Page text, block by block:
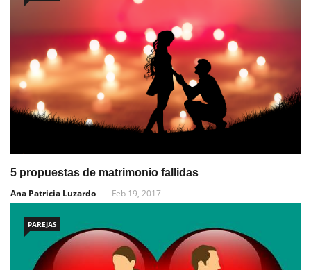
5 propuestas de matrimonio fallidas
Ana Patricia Luzardo
Feb 19, 2017
PAREJAS